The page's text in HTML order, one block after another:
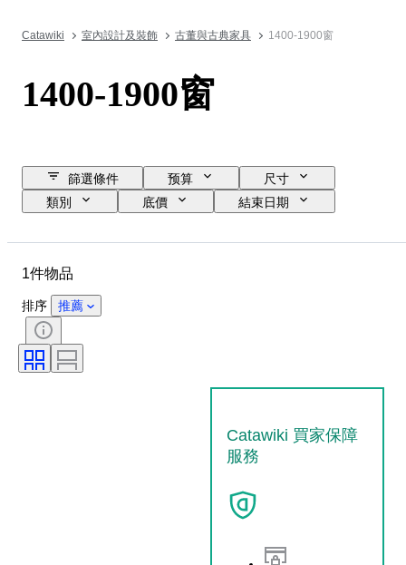
Catawiki 室內設計及裝飾 古董與古典家具 1400-1900窗
1400-1900窗
篩選條件 预算
尺寸
類別
底價
結束日期
款式
1件物品
排序 推薦
Catawiki 買家保障
服務